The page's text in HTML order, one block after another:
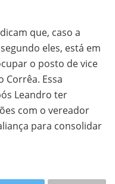
que, caso a
eles, está em
o posto de vice
Corrêa. Essa
Leandro ter
com o vereador
para consolidar